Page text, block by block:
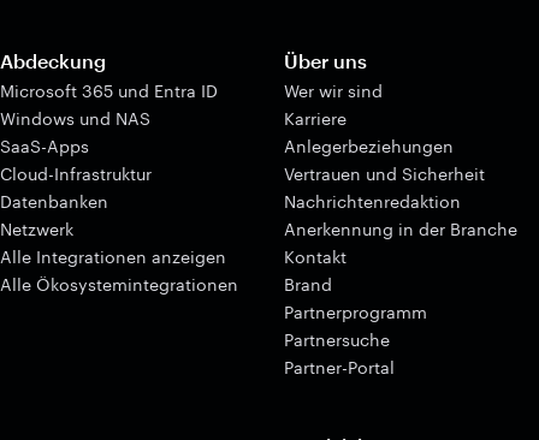
Abdeckung
Microsoft 365 und Entra ID
Windows und NAS
SaaS-Apps
Cloud-Infrastruktur
Datenbanken
Netzwerk
Alle Integrationen anzeigen
Alle Ökosystemintegrationen
Über uns
Wer wir sind
Karriere
Anlegerbeziehungen
Vertrauen und Sicherheit
Nachrichtenredaktion
Anerkennung in der Branche
Kontakt
Brand
Partnerprogramm
Partnersuche
Partner-Portal